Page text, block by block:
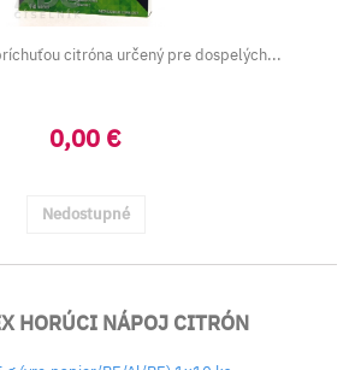
citróna určený pre dospelých...
0,00 €
Nedostupné
HORÚCI NÁPOJ CITRÓN